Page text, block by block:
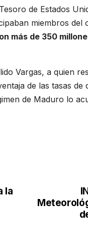
de Estados
miembros
más de 350
Vargas, a quien
de las tasas
de Maduro lo
la